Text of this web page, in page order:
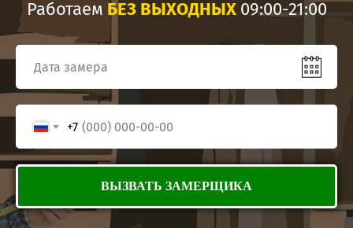
Преимущества покупки у нас
Индивидуальный подход к каждому проекту и
Большой выбор материалов, декоров и вариантов
Собственное производство и контроль качества
на всех этапах изготовления.
Бесплатный замер с выездом специалиста на
Гарантия на мебель и выполненные монтажные
работы.
Работаем БЕЗ ВЫХОДНЫХ 09:00-21:00
+7
ВЫЗВАТЬ ЗАМЕРЩИКА